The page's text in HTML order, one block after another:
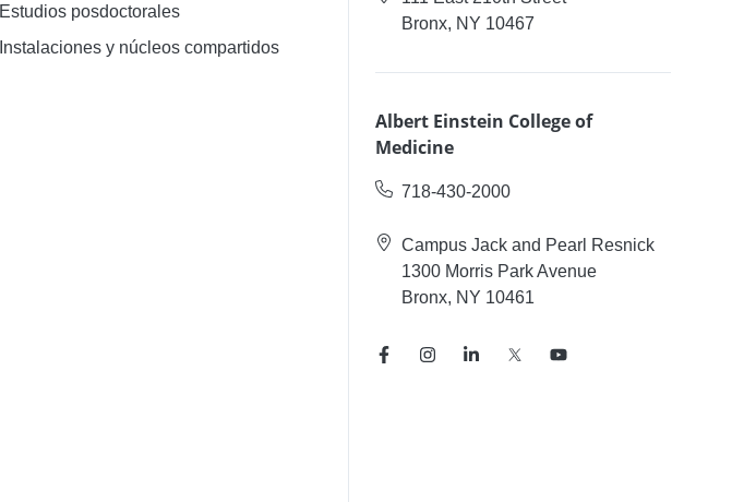
Estudios posdoctorales
Instalaciones y núcleos compartidos
Bronx, NY 10467
Albert Einstein College of
Medicine
718-430-2000
Campus Jack and Pearl Resnick
1300 Morris Park Avenue
Bronx, NY 10461